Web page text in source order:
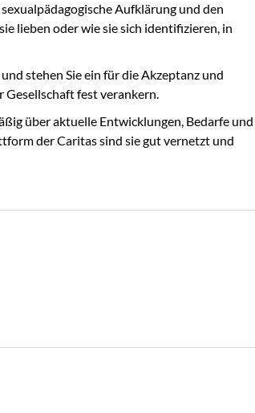
Aufklärung und den
lieben oder wie sie sich identifizieren, in
stehen Sie ein für die Akzeptanz und
Gesellschaft fest verankern.
über aktuelle Entwicklungen, Bedarfe und
der Caritas sind sie gut vernetzt und